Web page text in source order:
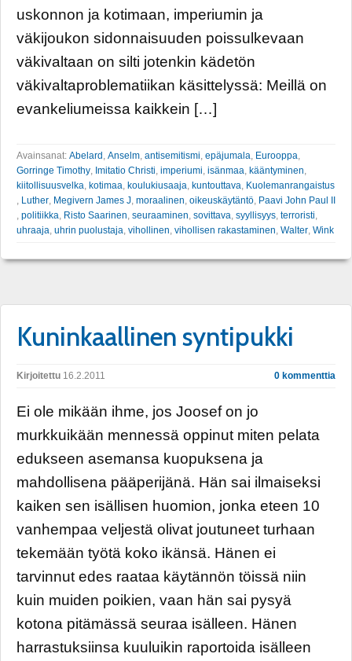
uskonnon ja kotimaan, imperiumin ja
väkijoukon sidonnaisuuden poissulkevaan
väkivaltaan on silti jotenkin kädetön
väkivaltaproblematiikan käsittelyssä: Meillä on
evankeliumeissa kaikkein […]
Avainsanat: Abelard Anselm antisemitismi epäjumala Eurooppa
Gorringe Timothy Imitatio Christi imperiumi isänmaa kääntyminen
kiitollisuusvelka kotimaa koulukiusaaja kuntouttava Kuolemanrangaistus
Luther Megivern James J moraalinen oikeuskäytäntö Paavi John Paul II
politiikka Risto Saarinen seuraaminen sovittava syyllisyys terroristi
uhraaja uhrin puolustaja vihollinen vihollisen rakastaminen Walter Wink
Kuninkaallinen syntipukki
Kirjoitettu 16.2.2011 0 kommenttia
Ei ole mikään ihme, jos Joosef on jo
murkkuikään mennessä oppinut miten pelata
edukseen asemansa kuopuksena ja
mahdollisena pääperijänä. Hän sai ilmaiseksi
kaiken sen isällisen huomion, jonka eteen 10
vanhempaa veljestä olivat joutuneet turhaan
tekemään työtä koko ikänsä. Hänen ei
tarvinnut edes raataa käytännön töissä niin
kuin muiden poikien, vaan hän sai pysyä
kotona pitämässä seuraa isälleen. Hänen
harrastuksiinsa kuuluikin raportoida isälleen